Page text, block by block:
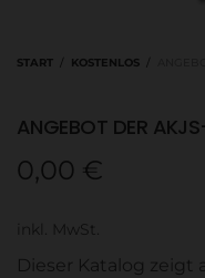
START / KOSTENLOS /
ANGEBOT DER
0,00 €
inkl. MwSt.
Dieser Katalog zeigt